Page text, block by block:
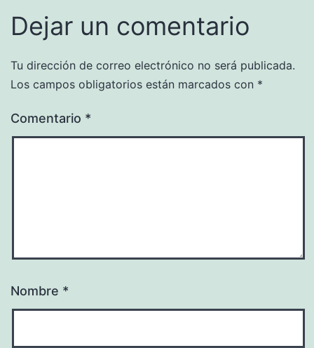
Dejar un comentario
Tu dirección de correo electrónico no será publicada.
Los campos obligatorios están marcados con *
Comentario *
Nombre *